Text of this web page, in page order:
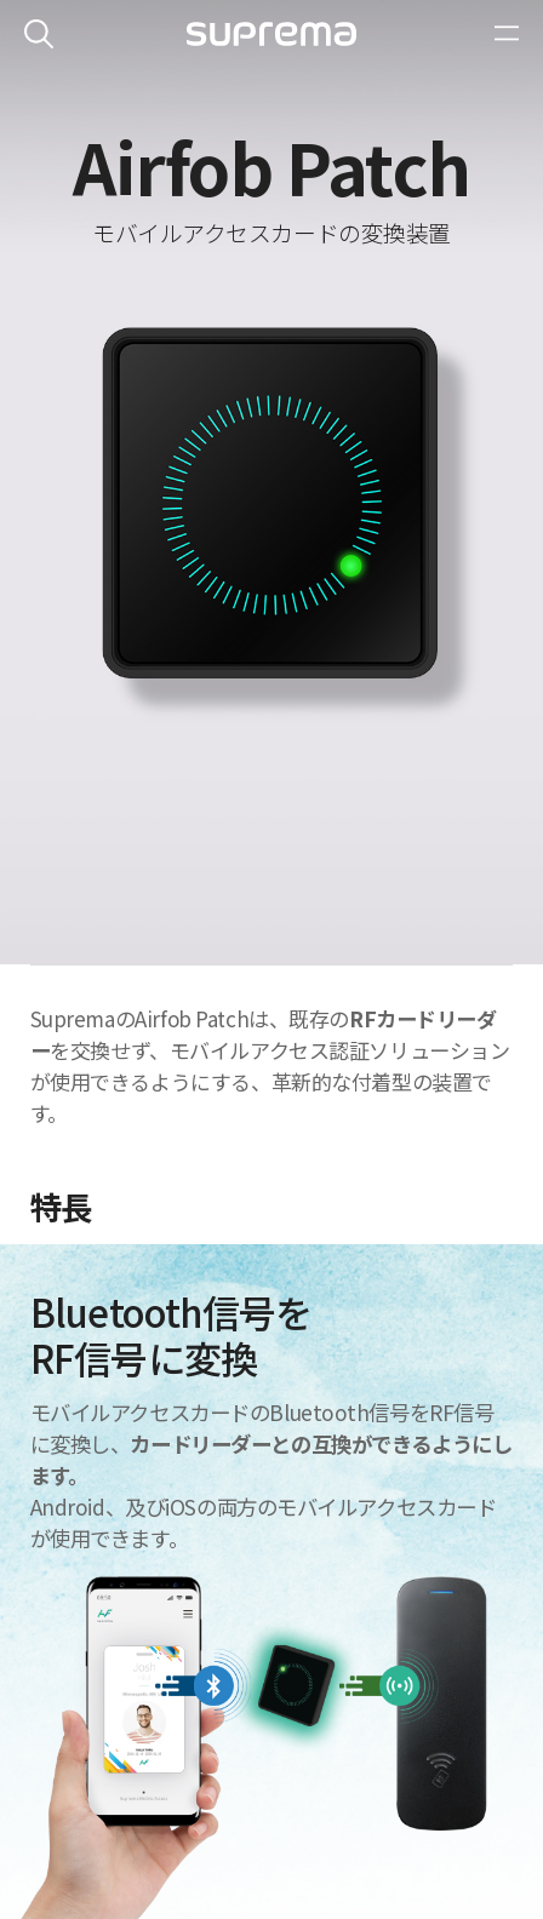
Airfob Patch
モバイルアクセスカードの変換装置
SupremaのAirfob Patchは、既存のRFカードリーダ
ーを交換せず、モバイルアクセス認証ソリューション
が使用できるようにする、革新的な付着型の装置で
す。
特長
Bluetooth信号を
RF信号に変換
モバイルアクセスカードのBluetooth信号をRF信号
に変換し、 カードリーダーとの互換ができるようにし
ます。
Android、及びiOSの両方のモバイルアクセスカード
が使用できます。